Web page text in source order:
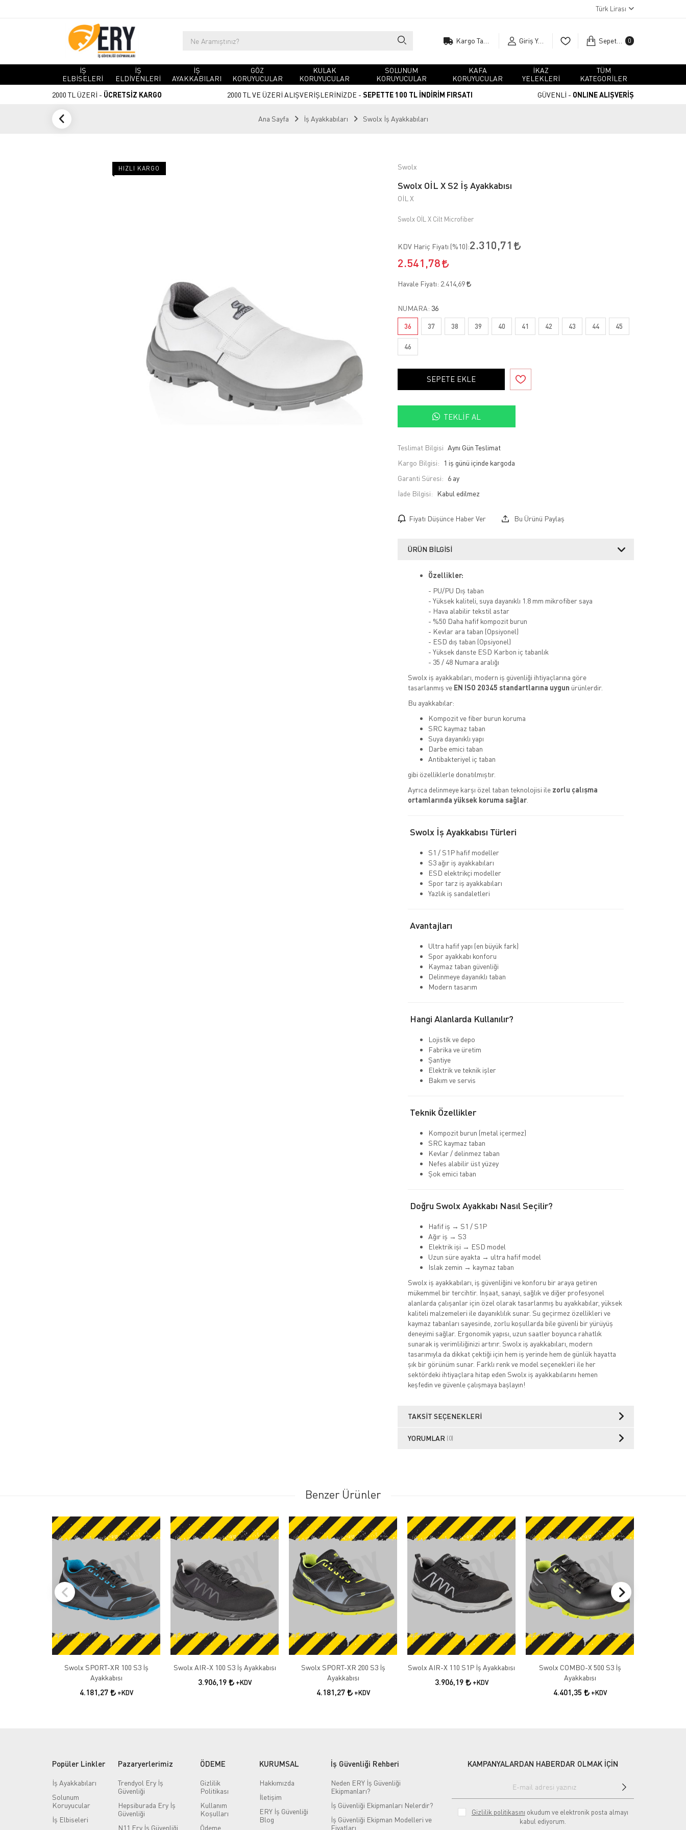
Türk Lirası
Giriş Yap Sepetim 0
İŞ
ELBİSELERİ
İŞ
ELDİVENLERİ
İŞ
AYAKKABILARI
GÖZ
KORUYUCULAR
KULAK
KORUYUCULAR
SOLUNUM
KORUYUCULAR
KAFA
KORUYUCULAR
İKAZ
YELEKLERİ
TÜM
KATEGORİLER
2000 TL ÜZERİ - ÜCRETSİZ KARGO 2000 TL VE ÜZERİ ALIŞVERİŞLERİNİZDE - SEPETTE 100 TL İNDİRİM FIRSATI GÜVENLİ - ONLINE ALIŞVERİŞ
Ana Sayfa İş Ayakkabıları Swolx İş Ayakkabıları
HIZLI KARGO Swolx
Swolx OİL X S2 İş Ayakkabısı
OİL X
Swolx OİL X Cilt Microfiber
KDV Hariç Fiyatı (%10):2.310,71
2.541,78
Havale Fiyatı: 2.414,69
NUMARA: 36
36 37 38 39 40 41 42 43 44 45
46
SEPETE EKLE
TEKLIF AL
Teslimat Bilgisi Aynı Gün Teslimat
Kargo Bilgisi:
1 iş günü içinde kargoda
Garanti Süresi: 6 ay
İade Bilgisi:
Fiyatı Düşünce Haber Ver Bu Ürünü Paylaş
ÜRÜN BILGISI
Özellikler:
- PU/PU Dış taban
- Yüksek kaliteli, suya dayanıklı 1.8 mm mikrofiber saya
- Hava alabilir tekstil astar
- %50 Daha hafif kompozit burun
- Kevlar ara taban (Opsiyonel)
- ESD dış taban (Opsiyonel)
- Yüksek danste ESD Karbon iç tabanlık
- 35 / 48 Numara aralığı
Swolx iş ayakkabıları, modern iş güvenliği ihtiyaçlarına göre
tasarlanmış ve EN ISO 20345 standartlarına uygun ürünlerdir.
Bu ayakkabılar:
Kompozit ve fiber burun koruma
SRC kaymaz taban
Suya dayanıklı yapı
Darbe emici taban
Antibakteriyel iç taban
gibi özelliklerle donatılmıştır.
Ayrıca delinmeye karşı özel taban teknolojisi ile zorlu çalışma
ortamlarında yüksek koruma sağlar.
Swolx İş Ayakkabısı Türleri
S1 / S1P hafif modeller
S3 ağır iş ayakkabıları
ESD elektrikçi modeller
Spor tarz iş ayakkabıları
Yazlık iş sandaletleri
Avantajları
Ultra hafif yapı (en büyük fark)
Spor ayakkabı konforu
Kaymaz taban güvenliği
Delinmeye dayanıklı taban
Modern tasarım
Hangi Alanlarda Kullanılır?
Lojistik ve depo
Fabrika ve üretim
Şantiye
Elektrik ve teknik işler
Bakım ve servis
Teknik Özellikler
Kompozit burun (metal içermez)
SRC kaymaz taban
Kevlar / delinmez taban
Nefes alabilir üst yüzey
Şok emici taban
Doğru Swolx Ayakkabı Nasıl Seçilir?
Hafif iş → S1 / S1P
Ağır iş → S3
Elektrik işi → ESD model
Uzun süre ayakta → ultra hafif model
Islak zemin → kaymaz taban
Swolx iş ayakkabıları, iş güvenliğini ve konforu bir araya getiren
mükemmel bir tercihtir. İnşaat, sanayi, sağlık ve diğer profesyonel
alanlarda çalışanlar için özel olarak tasarlanmış bu ayakkabılar, yüksek
kaliteli malzemeleri ile dayanıklılık sunar. Su geçirmez özellikleri ve
kaymaz tabanları sayesinde, zorlu koşullarda bile güvenli bir yürüyüş
deneyimi sağlar. Ergonomik yapısı, uzun saatler boyunca rahatlık
sunarak iş verimliliğinizi artırır. Swolx iş ayakkabıları, modern
tasarımıyla da dikkat çektiği için hem iş yerinde hem de günlük hayatta
şık bir görünüm sunar. Farklı renk ve model seçenekleri ile her
sektördeki ihtiyaçlara hitap eden Swolx iş ayakkabılarını hemen
keşfedin ve güvenle çalışmaya başlayın!
TAKSIT SEÇENEKLERI
YORUMLAR (0)
Benzer Ürünler
Swolx SPORT-XR 100 S3 İş
Ayakkabısı
4.181,27 +KDV
Swolx AIR-X 100 S3 İş Ayakkabısı
3.906,19 +KDV
Swolx SPORT-XR 200 S3 İş
Ayakkabısı
4.181,27 +KDV
Swolx AIR-X 110 S1P İş Ayakkabısı
3.906,19 +KDV
Swolx COMBO-X 500 S3 İş
Ayakkabısı
4.401,35 +KDV
Popüler Linkler
İş Ayakkabıları
Solunum
Koruyucular
İş Elbiseleri
Pazaryerlerimiz
Trendyol Ery İş
Güvenliği
Hepsiburada Ery İş
Güvenliği
N11 Ery İş Güvenliği
ÖDEME
Gizlilik
Politikası
Kullanım
Koşulları
Ödeme
KURUMSAL
Hakkımızda
İletişim
ERY İş Güvenliği
Blog
İş Güvenliği Rehberi
Neden ERY İş Güvenliği
Ekipmanları?
İş Güvenliği Ekipmanları Nelerdir?
İş Güvenliği Ekipman Modelleri ve
Fiyatları
KAMPANYALARDAN HABERDAR OLMAK İÇİN
Gizlilik politikasını okudum ve elektronik posta almayı
kabul ediyorum.